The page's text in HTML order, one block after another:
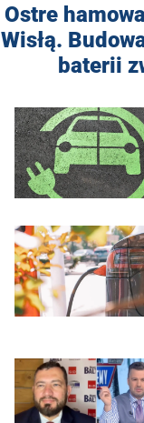
Ostre
Wisłą.
baterii